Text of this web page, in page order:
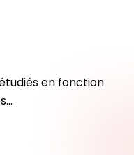
en fonction